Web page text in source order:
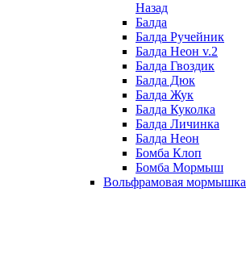
Назад
Балда
Балда Ручейник
Балда Неон v.2
Балда Гвоздик
Балда Дюк
Балда Жук
Балда Куколка
Балда Личинка
Балда Неон
Бомба Клоп
Бомба Мормыш
Вольфрамовая мормышка